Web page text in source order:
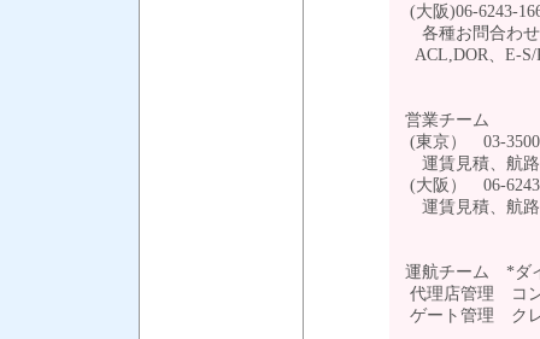
(大阪)06-6243-
各種お問合わ
ACL,DOR、E-
営業チーム
(東京） 03-
運賃見積、航
(大阪） 06-
運賃見積、航
運航チーム *ダ
代理店管理 コ
ゲート管理 ク